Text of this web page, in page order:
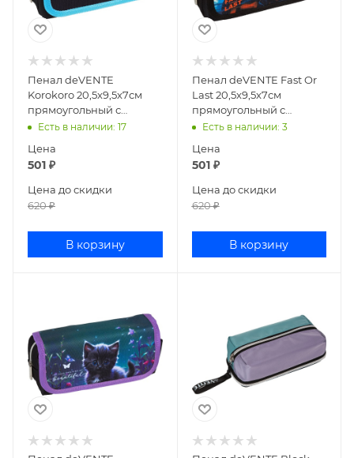
Пенал deVENTE
Korokoro 20,5x9,5x7см
прямоугольный с
карманом текстиль
Есть в наличии: 17
Цена
501 ₽
Цена до скидки
620₽
В корзину
Пенал deVENTE Fast Or
Last 20,5x9,5x7см
прямоугольный с
карманом текстиль
Есть в наличии: 3
Цена
501₽
Цена до скидки
620₽
В корзину